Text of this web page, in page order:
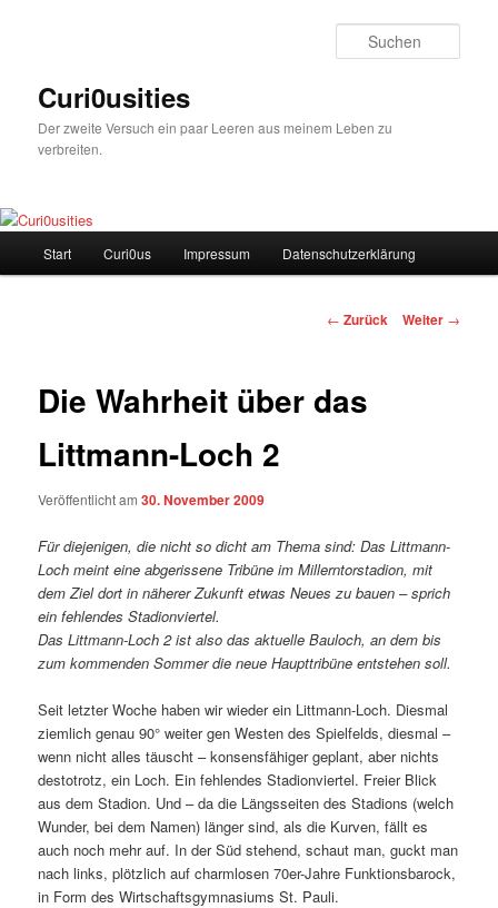
Curi0usities
Der zweite Versuch ein paar Leeren aus meinem Leben zu
verbreiten.
Start Curi0us Impressum Datenschutzerklärung
Beitrags-
← Zurück Weiter →
Die Wahrheit über das
Littmann-Loch 2
Veröffentlicht am30. November 2009
Für diejenigen, die nicht so dicht am Thema sind: Das Littmann-
Loch meint eine abgerissene Tribüne im Millerntorstadion, mit
dem Ziel dort in näherer Zukunft etwas Neues zu bauen – sprich
ein fehlendes Stadionviertel.
Das Littmann-Loch 2 ist also das aktuelle Bauloch, an dem bis
zum kommenden Sommer die neue Haupttribüne entstehen soll.
Seit letzter Woche haben wir wieder ein Littmann-Loch. Diesmal
ziemlich genau 90° weiter gen Westen des Spielfelds, diesmal –
wenn nicht alles täuscht – konsensfähiger geplant, aber nichts
destotrotz, ein Loch. Ein fehlendes Stadionviertel. Freier Blick
aus dem Stadion. Und – da die Längsseiten des Stadions (welch
Wunder, bei dem Namen) länger sind, als die Kurven, fällt es
auch noch mehr auf. In der Süd stehend, schaut man, guckt man
nach links, plötzlich auf charmlosen 70er-Jahre Funktionsbarock,
in Form des Wirtschaftsgymnasiums St. Pauli.